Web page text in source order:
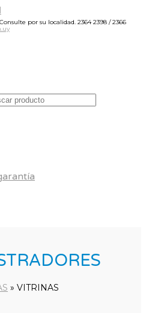
por su localidad. 2364 2398 / 2366
» VITRINAS